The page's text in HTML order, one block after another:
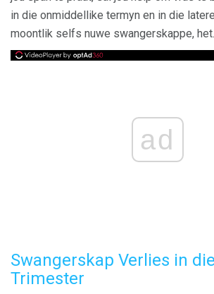
in die onmiddellike termyn en in die
moontlik selfs nuwe swangerskappe, het.
ad
Swangerskap Verlies in
Trimester